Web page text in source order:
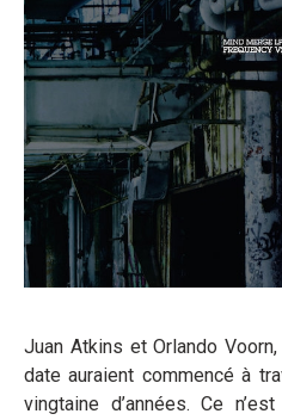
Juan Atkins et Orlando
date auraient commencé à
vingtaine d’années. Ce